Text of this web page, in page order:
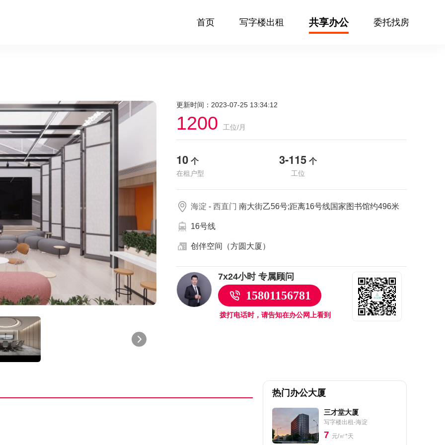
首页 写字楼出租 共享办公 委托找房
更新时间：2023-07-25 13:34:12
1200 工位/月
10 个
在租户型
3-115 个
工位
海淀 - 西直门 南大街乙56号;距离16号线国家图书馆约496米
16号线
创伴空间（方圆大厦）
7x24小时 专属顾问
15801156781
拨打电话时，请告知在办公网上看到
热门办公大厦
三才堂大厦
写字楼出租-海淀
7 元/㎡*天